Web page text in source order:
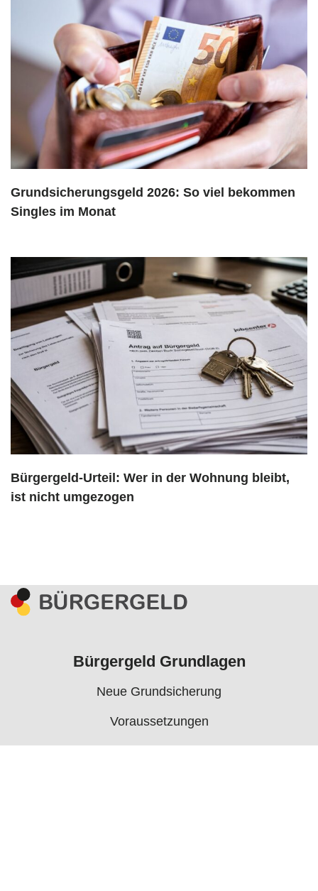
Grundsicherungsgeld 2026: So viel bekommen
Singles im Monat
Bürgergeld-Urteil: Wer in der Wohnung bleibt,
ist nicht umgezogen
Bürgergeld Grundlagen
Neue Grundsicherung
Voraussetzungen